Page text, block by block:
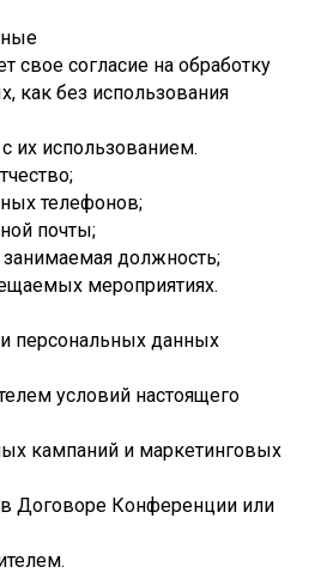
свое согласие на обработку
как без использования
их использованием.
телефонов;
почты;
должность;
мероприятиях.
персональных данных
условий настоящего
кампаний и маркетинговых
в Договоре Конференции или